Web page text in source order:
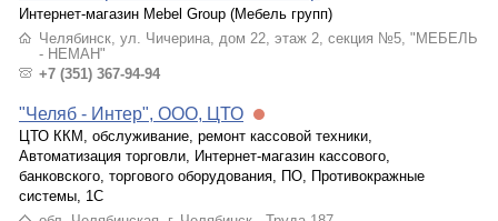
Интернет-магазин Mebel Group (Мебель групп)
Челябинск, ул. Чичерина, дом 22, этаж 2, секция №5, "МЕБЕЛЬ
- НЕМАН"
+7 (351) 367-94-94
"Челяб - Интер", ООО, ЦТО
ЦТО ККМ, обслуживание, ремонт кассовой техники,
Автоматизация торговли, Интернет-магазин кассового,
банковского, торгового оборудования, ПО, Противокражные
системы, 1С